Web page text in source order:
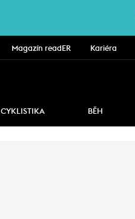
Magazín readER Kariéra
CYKLISTIKA BĚH